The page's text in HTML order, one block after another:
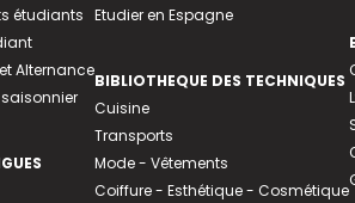
étudiants
Alternance
Etudier en Espagne
BIBLIOTHEQUE DES TECHNIQUES
Cuisine
Transports
Mode - Vêtements
Coiffure - Esthétique - Cosmétique